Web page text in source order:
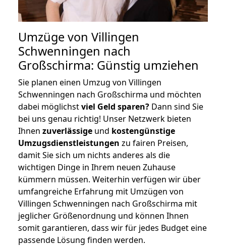
Umzüge von Villingen
Schwenningen nach
Großschirma: Günstig umziehen
Sie planen einen Umzug von Villingen
Schwenningen nach Großschirma und möchten
dabei möglichstviel Geld sparen? Dann sind Sie
bei uns genau richtig! Unser Netzwerk bieten
Ihnen zuverlässige und kostengünstige
Umzugsdienstleistungen zu fairen Preisen,
damit Sie sich um nichts anderes als die
wichtigen Dinge in Ihrem neuen Zuhause
kümmern müssen. Weiterhin verfügen wir über
umfangreiche Erfahrung mit Umzügen von
Villingen Schwenningen nach Großschirma mit
jeglicher Größenordnung und können Ihnen
somit garantieren, dass wir für jedes Budget eine
passende Lösung finden werden.